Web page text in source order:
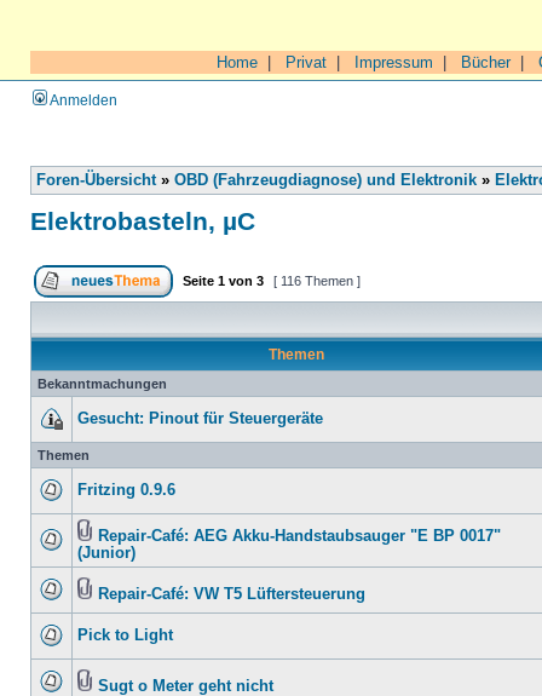
Home Privat Impressum Bücher|
Anmelden
Foren-Übersicht» OBD (Fahrzeugdiagnose) und Elektronik »
Elektrobasteln, µC
Seite 1 von 3 [ 116 Themen ]
Themen
Bekanntmachungen
Gesucht: Pinout für Steuergeräte
Themen
Fritzing 0.9.6
Repair-Café: AEG Akku-Handstaubsauger "E BP 0017"
(Junior)
Repair-Café: VW T5 Lüftersteuerung
Pick to Light
Sugt o Meter geht nicht